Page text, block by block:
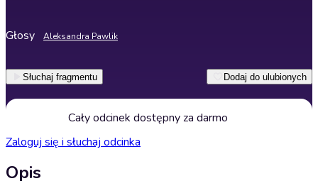
Głosy Aleksandra Pawlik
Słuchaj fragmentu Dodaj do ulubionych
Cały odcinek dostępny za darmo
Zaloguj się i słuchaj odcinka
Opis